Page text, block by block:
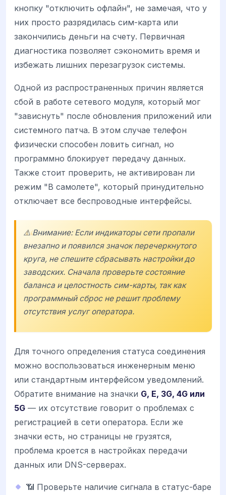
кнопку "отключить офлайн", не замечая, что у
них просто разрядилась сим-карта или
закончились деньги на счету. Первичная
диагностика позволяет сэкономить время и
избежать лишних перезагрузок системы.
Одной из распространенных причин является
сбой в работе сетевого модуля, который мог
"зависнуть" после обновления приложений или
системного патча. В этом случае телефон
физически способен ловить сигнал, но
программно блокирует передачу данных.
Также стоит проверить, не активирован ли
режим "В самолете", который принудительно
отключает все беспроводные интерфейсы.
⚠️ Внимание: Если индикаторы сети пропали
внезапно и появился значок перечеркнутого
круга, не спешите сбрасывать настройки до
заводских. Сначала проверьте состояние
баланса и целостность сим-карты, так как
программный сброс не решит проблему
отсутствия услуг оператора.
Для точного определения статуса соединения
можно воспользоваться инженерным меню
или стандартным интерфейсом уведомлений.
Обратите внимание на значки G, E, 3G, 4G или
5G — их отсутствие говорит о проблемах с
регистрацией в сети оператора. Если же
значки есть, но страницы не грузятся,
проблема кроется в настройках передачи
данных или DNS-серверах.
📶 Проверьте наличие сигнала в статус-баре